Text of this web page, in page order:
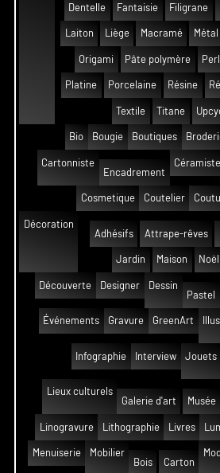
Dentelle Fantaisie Filigrane
Laiton Liège Macramé Métal
Origami Pâte polymère
Platine Porcelaine Résine
Textile Titane
Bio Bougie Boutiques
Cartonniste
Encadrement
Céramiste
Cosmetique Coutelier
Décoration
Adhésifs
Attrape-rêves
Jardin Maison Noël
Découverte Designer
Dessin
Pastel
Événements Gravure GreenArt
Infographie Interview
Jouets
Lieux culturels
Galerie d'art
Musée
Linogravure Lithographie Livres
Menuiserie
Mobilier
Bois
Carton